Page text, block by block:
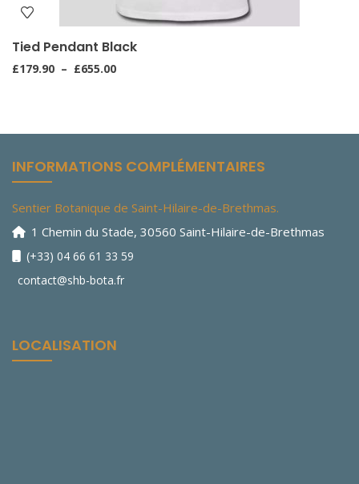
Tied Pendant Black
£179.90 – £655.00Plage
à
INFORMATIONS COMPLÉMENTAIRES
Sentier Botanique de Saint-Hilaire-de-Brethmas.
1 Chemin du Stade, 30560 Saint-Hilaire-de-Brethmas
(+33) 04 66 61 33 59
contact@shb-bota.fr
LOCALISATION